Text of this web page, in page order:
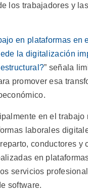
los trabajadores y
en plataformas en
la digitalización
” señala
promover esa
en el trabajo
laborales
conductores y
en
servicios
software.